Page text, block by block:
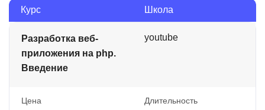
Курс Школа
Разработка веб-
приложения на php.
Введение
youtube
Цена Длительность